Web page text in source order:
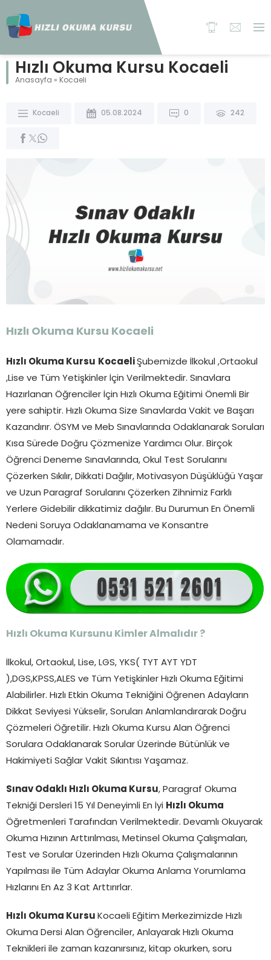
Hızlı Okuma Kursu Kocaeli
Anasayfa » Kocaeli
Kocaeli 05.08.2024 0 242
Hızlı Okuma Kursu Kocaeli
Hızlı Okuma Kursu Kocaeli Şubemizde İlkokul ,Ortaokul
,Lise ve Tüm Yetişkinler İçin Verilmektedir. Sınavlara
Hazırlanan Öğrenciler İçin Hızlı Okuma Eğitimi Önemli Bir
yere sahiptir. Hızlı Okuma Size Sınavlarda Vakit ve Başarı
Kazandırır. ÖSYM ve Meb Sınavlarında Odaklanarak Soruları
Kısa Sürede Doğru Çözmenize Yardımcı Olur. Birçok
Öğrenci Deneme Sınavlarında, Okul Test Sorularını
Çözerken Sıkılır, Dikkati Dağılır, Motivasyon Düşüklüğü Yaşar
ve Uzun Paragraf Sorularını Çözerken Zihnimiz Farklı
Yerlere Gidebilir dikkatimiz dağılır. Bu Durumun En Önemli
Nedeni Soruya Odaklanamama ve Konsantre
Olamamadır.
Hızlı Okuma Kursunu Kimler Almalıdır ?
İlkokul, Ortaokul, Lise, LGS, YKS( TYT AYT YDT
),DGS,KPSS,ALES ve Tüm Yetişkinler Hızlı Okuma Eğitimi
Alabilirler. Hızlı Etkin Okuma Tekniğini Öğrenen Adayların
Dikkat Seviyesi Yükselir, Soruları Anlamlandırarak Doğru
Çözmeleri Öğretilir. Hızlı Okuma Kursu Alan Öğrenci
Sorulara Odaklanarak Sorular Üzerinde Bütünlük ve
Hakimiyeti Sağlar Vakit Sıkıntısı Yaşamaz.
Sınav Odaklı Hızlı Okuma Kursu , Paragraf Okuma
Tekniği Dersleri 15 Yıl Deneyimli En İyi Hızlı Okuma
Öğretmenleri Tarafından Verilmektedir. Devamlı Okuyarak
Okuma Hızının Arttırılması, Metinsel Okuma Çalışmaları,
Test ve Sorular Üzerinden Hızlı Okuma Çalışmalarının
Yapılması ile Tüm Adaylar Okuma Anlama Yorumlama
Hızlarını En Az 3 Kat Arttırırlar.
Hızlı Okuma Kursu Kocaeli Eğitim Merkezimizde Hızlı
Okuma Dersi Alan Öğrenciler, Anlayarak Hızlı Okuma
Teknikleri ile zaman kazanırsınız, kitap okurken, soru